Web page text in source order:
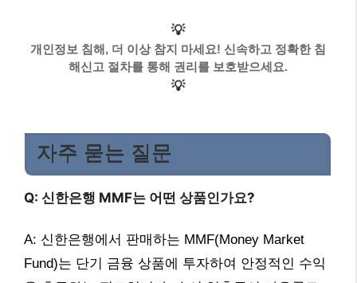
💡
개인정보 침해, 더 이상 참지 마세요! 신속하고 정확한 침
해신고 절차를 통해 권리를 보호받으세요.
💡
자주 묻는 질문
Q: 신한은행 MMF는 어떤 상품인가요?
A: 신한은행에서 판매하는 MMF(Money Market
Fund)는 단기 금융 상품에 투자하여 안정적인 수익